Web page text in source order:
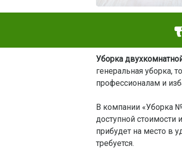
Уборка
генеральная уборка,
профессионалам и
В компании «Уборка
доступной стоимости
прибудет на место в
требуется.